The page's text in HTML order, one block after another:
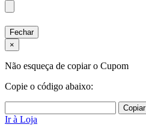
Fechar
×
Não esqueça de copiar o Cupom
Copie o código abaixo:
Copiar
Ir à Loja